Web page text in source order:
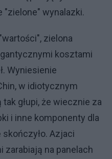
"zielone" wynalazki.
zielona
kosztami
Wyniesienie
w idiotycznym
głupi, że wiecznie za
i inne komponenty dla
skończyło. Azjaci
zarabiają na panelach